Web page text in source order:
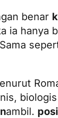
benar
ia hanya
ambil.